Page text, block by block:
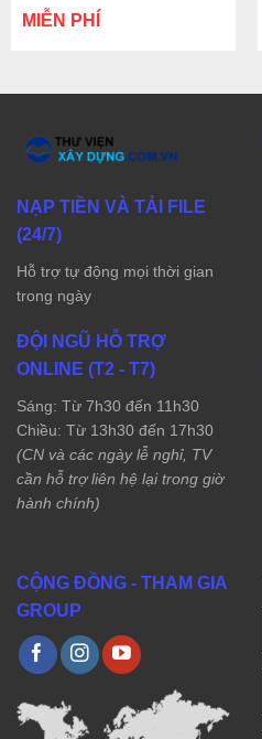
MIỄN PHÍ
NẠP TIỀN VÀ TẢI FILE
(24/7)
Hỗ trợ tự động mọi thời gian
trong ngày
ĐỘI NGŨ HỖ TRỢ
ONLINE (T2 - T7)
Sáng: Từ 7h30 đến 11h30
Chiều: Từ 13h30 đến 17h30
(CN và các ngày lễ nghỉ, TV
cần hỗ trợ liên hệ lại trong giờ
hành chính)
CỘNG ĐỒNG - THAM GIA
GROUP